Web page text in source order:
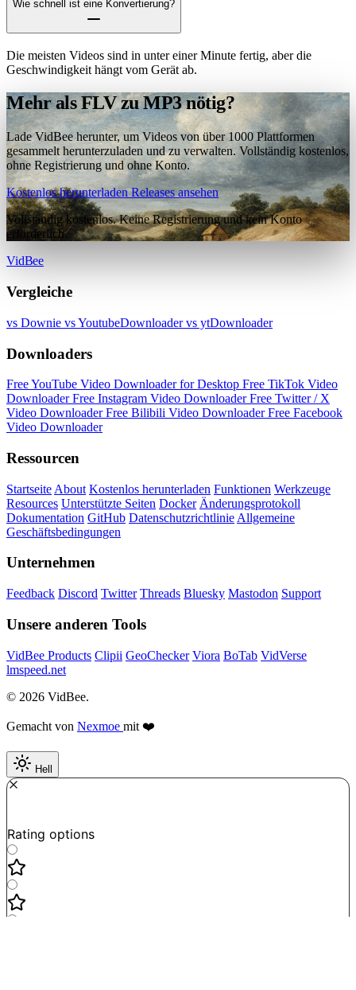
Wie schnell ist eine Konvertierung?
Die meisten Videos sind in unter einer Minute fertig, aber die
Geschwindigkeit hängt vom Gerät ab.
Mehr als FLV zu MP3 nötig?
Lade VidBee herunter, um Videos von über 1000 Plattformen
gesammelt herunterzuladen und zu verwalten. Vollständig kostenlos,
ohne Registrierung und ohne Konto.
Kostenlos herunterladenReleases ansehen
Vollständig kostenlos. Keine Registrierung und kein Konto
erforderlich.
VidBee
Vergleiche
vs Downie vs YoutubeDownloadervs ytDownloader
Downloaders
Free YouTube Video Downloader for Desktop Free TikTok Video
DownloaderFree Instagram Video DownloaderFree Twitter / X
Video DownloaderFree Bilibili Video DownloaderFree Facebook
Video Downloader
Ressourcen
Startseite About Kostenlos herunterladen Funktionen Werkzeuge
Resources Unterstützte Seiten Docker Änderungsprotokoll
Dokumentation GitHub Datenschutzrichtlinie Allgemeine
Geschäftsbedingungen
Unternehmen
Feedback Discord Twitter Threads Bluesky Mastodon Support
Unsere anderen Tools
VidBee Products Clipii GeoChecker Viora BoTab VidVerse
lmspeed.net
© 2026 VidBee.
Gemacht von Nexmoe mit ❤️
Hell
Rating options